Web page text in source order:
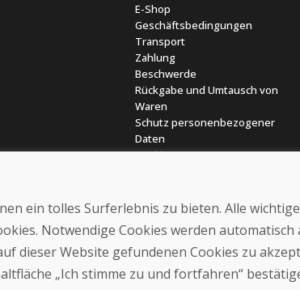
E-Shop
Geschäftsbedingungen
Transport
Zahlung
Beschwerde
Rückgabe und Umtausch von
Waren
Schutz personenbezogener
Daten
Cookies
ein tolles Surferlebnis zu bieten. Alle
Notwendige Cookies werden automatisch
dieser Website gefundenen Cookies zu
„Ich stimme zu und fortfahren“